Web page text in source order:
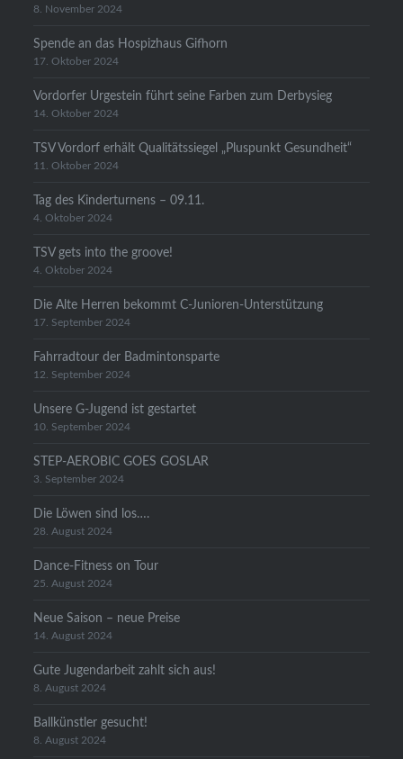
8. November 2024
Spende an das Hospizhaus Gifhorn
17. Oktober 2024
Vordorfer Urgestein führt seine Farben zum Derbysieg
14. Oktober 2024
TSV Vordorf erhält Qualitätssiegel „Pluspunkt Gesundheit“
11. Oktober 2024
Tag des Kinderturnens – 09.11.
4. Oktober 2024
TSV gets into the groove!
4. Oktober 2024
Die Alte Herren bekommt C-Junioren-Unterstützung
17. September 2024
Fahrradtour der Badmintonsparte
12. September 2024
Unsere G-Jugend ist gestartet
10. September 2024
STEP-AEROBIC GOES GOSLAR
3. September 2024
Die Löwen sind los….
28. August 2024
Dance-Fitness on Tour
25. August 2024
Neue Saison – neue Preise
14. August 2024
Gute Jugendarbeit zahlt sich aus!
8. August 2024
Ballkünstler gesucht!
8. August 2024